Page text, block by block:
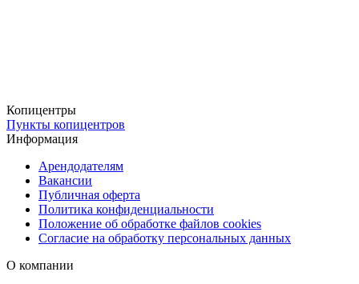
Копицентры
Пункты копицентров
Информация
Арендодателям
Вакансии
Публичная оферта
Политика конфиденциальности
Положение об обработке файлов cookies
Согласие на обработку персональных данных
О компании